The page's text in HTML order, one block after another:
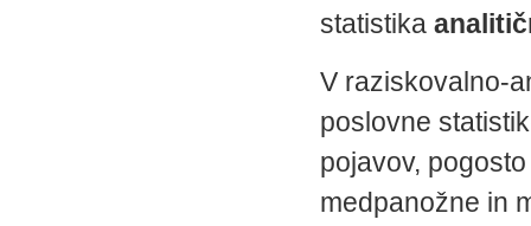
statistika
V raziskovalno-
poslovne
pojavov,
medpanožne in